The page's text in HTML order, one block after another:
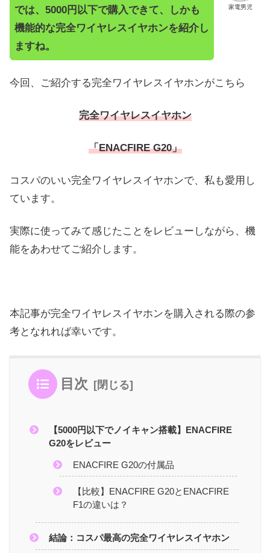
家電男児
では、5000円以下で購入できて、しかも
機能的な完全ワイヤレスイヤホンを紹介し
ますね。
今回、ご紹介する完全ワイヤレスイヤホンがこちら
完全ワイヤレスイヤホン
「ENACFIRE G20」
コスパのいい完全ワイヤレスイヤホンで、私も愛用し
ています。
実際に使ってみて感じたことをレビューしながら、機
能をあわせてご紹介します。
本記事が完全ワイヤレスイヤホンを購入される際の参
考となれれば幸いです。
目次
【5000円以下でノイキャン搭載】ENACFIRE
G20をレビュー
ENACFIRE G20の付属品
【比較】ENACFIRE G20とENACFIRE
F1の違いは？
結論：コスパ最高の完全ワイヤレスイヤホン